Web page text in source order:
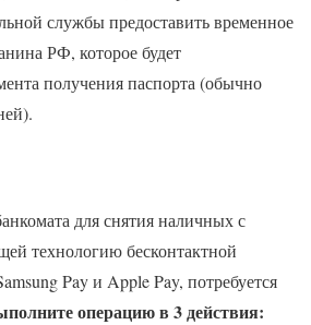
службы предоставить временное
РФ, которое будет
получения паспорта (обычно
для снятия наличных с
технологию бесконтактной
Pay и Apple Pay, потребуется
операцию в 3 действия: